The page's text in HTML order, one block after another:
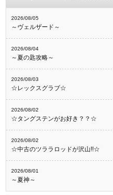
2026/08/05
～ヴェルザード～
2026/08/04
～夏の匙攻略～
2026/08/03
☆レックスグラブ☆
2026/08/02
☆タングステンがお好き？？☆
2026/08/02
☆中古のツララロッドが沢山!!☆
2026/08/01
～夏神～